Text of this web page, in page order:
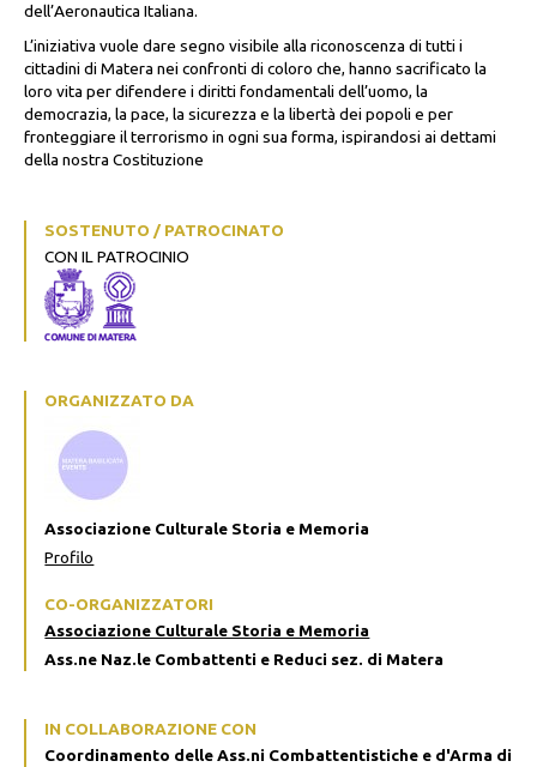
dell’Aeronautica Italiana.
L’iniziativa vuole dare segno visibile alla riconoscenza di tutti i
cittadini di Matera nei confronti di coloro che, hanno sacrificato la
loro vita per difendere i diritti fondamentali dell’uomo, la
democrazia, la pace, la sicurezza e la libertà dei popoli e per
fronteggiare il terrorismo in ogni sua forma, ispirandosi ai dettami
della nostra Costituzione
SOSTENUTO / PATROCINATO
CON IL PATROCINIO
ORGANIZZATO DA
Associazione Culturale Storia e Memoria
Profilo
CO-ORGANIZZATORI
Associazione Culturale Storia e Memoria
Ass.ne Naz.le Combattenti e Reduci sez. di Matera
IN COLLABORAZIONE CON
Coordinamento delle Ass.ni Combattentistiche e d'Arma di